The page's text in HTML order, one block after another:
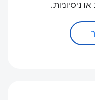
ניסיוניות.